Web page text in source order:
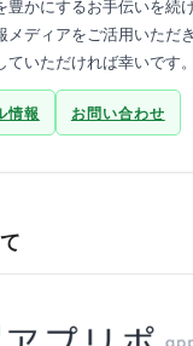
豊かにするお手伝いを続
メディアをご活用いただ
いただければ幸いです。
情報 お問い合わせ